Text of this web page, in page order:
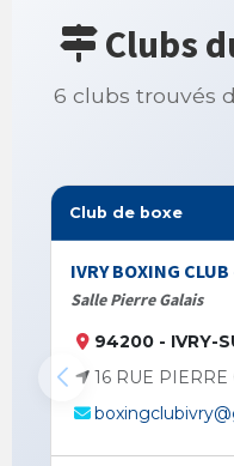
Clubs
6 clubs trouvés
Club de boxe
IVRY BOXING
Salle Pierre Galais
94200 - IVRY-
16 RUE PIERRE